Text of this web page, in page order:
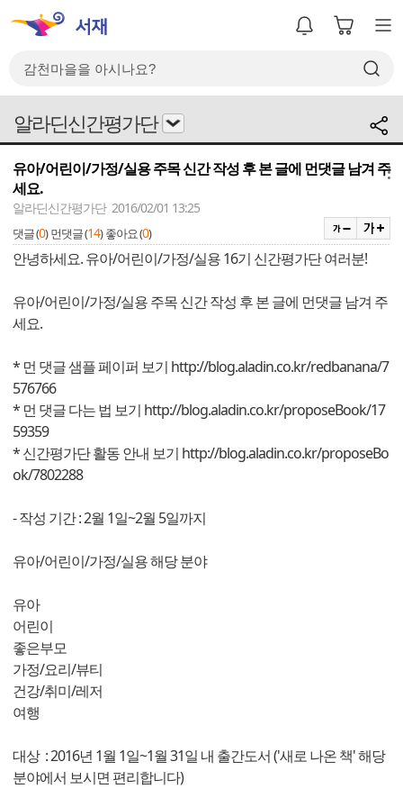
알라딘신간평가단
유아/어린이/가정/실용 주목 신간 작성 후 본 글에 먼댓글 남겨 주
세요.
알라딘신간평가단 2016/02/01 13:25
댓글 (0) 먼댓글 (14) 좋아요 (0)
안녕하세요. 유아/어린이/가정/실용 16기 신간평가단 여러분!
유아/어린이/가정/실용 주목 신간 작성 후 본 글에 먼댓글 남겨 주
세요.
* 먼 댓글 샘플 페이퍼 보기 http://blog.aladin.co.kr/redbanana/7
576766
* 먼 댓글 다는 법 보기 http://blog.aladin.co.kr/proposeBook/17
59359
* 신간평가단 활동 안내 보기 http://blog.aladin.co.kr/proposeBo
ok/7802288
- 작성 기간 : 2월 1일~2월 5일까지
유아/어린이/가정/실용 해당 분야
유아
어린이
좋은부모
가정/요리/뷰티
건강/취미/레저
여행
대상 : 2016년 1월 1일~1월 31일 내 출간도서 ('새로 나온 책' 해당
분야에서 보시면 편리합니다)